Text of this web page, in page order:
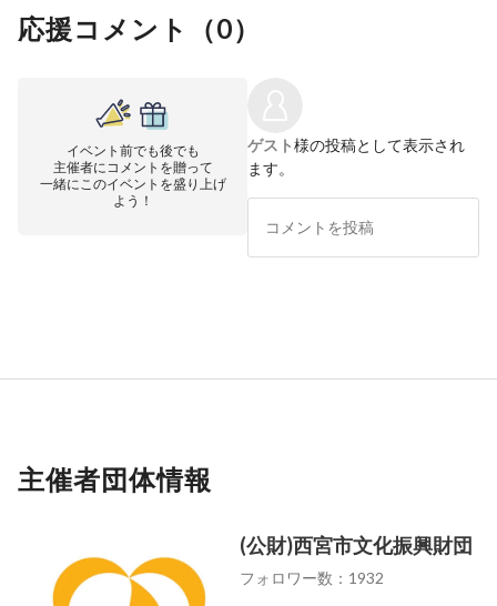
応援コメント（0）
イベント前でも後でも
主催者にコメントを贈って
一緒にこのイベントを盛り上げ
よう！
ゲスト様の投稿として表示され
ます。
主催者団体情報
(公財)西宮市文化振興財団
フォロワー数：1932